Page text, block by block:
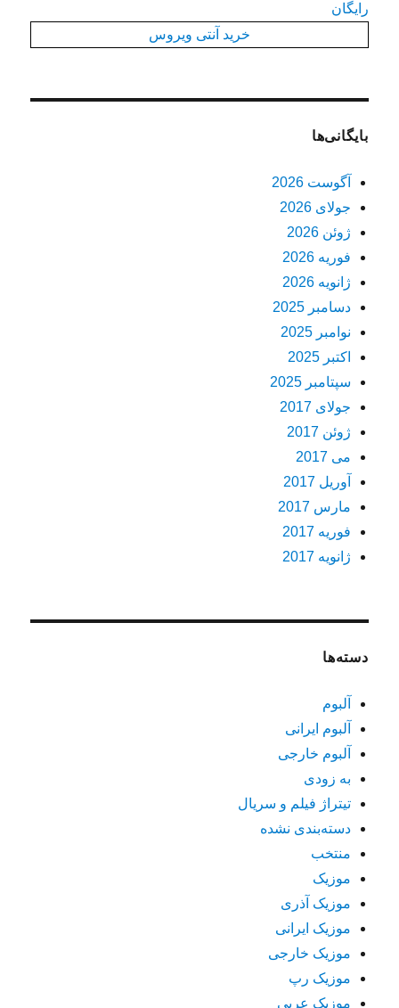
رایگان
خرید آنتی ویروس
بایگانی‌ها
آگوست 2026
جولای 2026
ژوئن 2026
فوریه 2026
ژانویه 2026
دسامبر 2025
نوامبر 2025
اکتبر 2025
سپتامبر 2025
جولای 2017
ژوئن 2017
می 2017
آوریل 2017
مارس 2017
فوریه 2017
ژانویه 2017
دسته‌ها
آلبوم
آلبوم ایرانی
آلبوم خارجی
به زودی
تیتراژ فیلم و سریال
دسته‌بندی نشده
منتخب
موزیک
موزیک آذری
موزیک ایرانی
موزیک خارجی
موزیک رپ
موزیک عربی